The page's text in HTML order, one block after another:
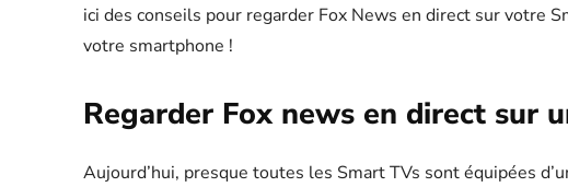
ici des conseils pour regarder Fox News en direct sur votre
votre smartphone !
Regarder Fox news en direct sur
Aujourd’hui, presque toutes les Smart TVs sont équipées